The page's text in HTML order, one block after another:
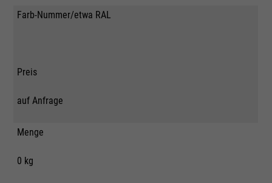
Farb-Nummer/etwa RAL
Preis
auf Anfrage
Menge
0 kg